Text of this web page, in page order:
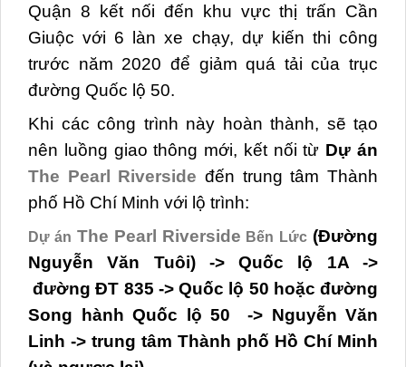
Quận 8 kết nối đến khu vực thị trấn Cần
Giuộc với 6 làn xe chạy, dự kiến thi công
trước năm 2020 để giảm quá tải của trục
đường Quốc lộ 50.
Khi các công trình này hoàn thành, sẽ tạo
nên luồng giao thông mới, kết nối từ Dự án
The Pearl Riverside đến trung tâm Thành
phố Hồ Chí Minh với lộ trình:
Dự án The Pearl Riverside Bến Lức(Đường
Nguyễn Văn Tuôi) -> Quốc lộ 1A ->
đường ĐT 835 -> Quốc lộ 50 hoặc đường
Song hành Quốc lộ 50
-> Nguyễn Văn
Linh -> trung tâm Thành phố Hồ Chí Minh